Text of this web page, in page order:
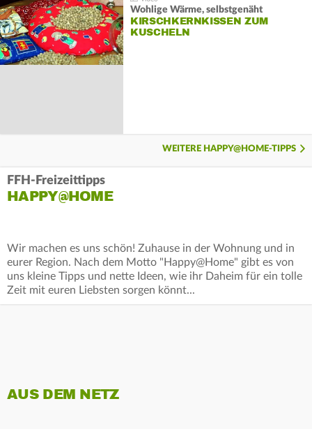
Wohlige Wärme, selbstgenäht
KIRSCHKERNKISSEN ZUM
KUSCHELN
WEITERE HAPPY@HOME-TIPPS
FFH-Freizeittipps
HAPPY@HOME
Wir machen es uns schön! Zuhause in der Wohnung und in
eurer Region. Nach dem Motto "Happy@Home" gibt es von
uns kleine Tipps und nette Ideen, wie ihr Daheim für ein tolle
Zeit mit euren Liebsten sorgen könnt...
AUS DEM NETZ